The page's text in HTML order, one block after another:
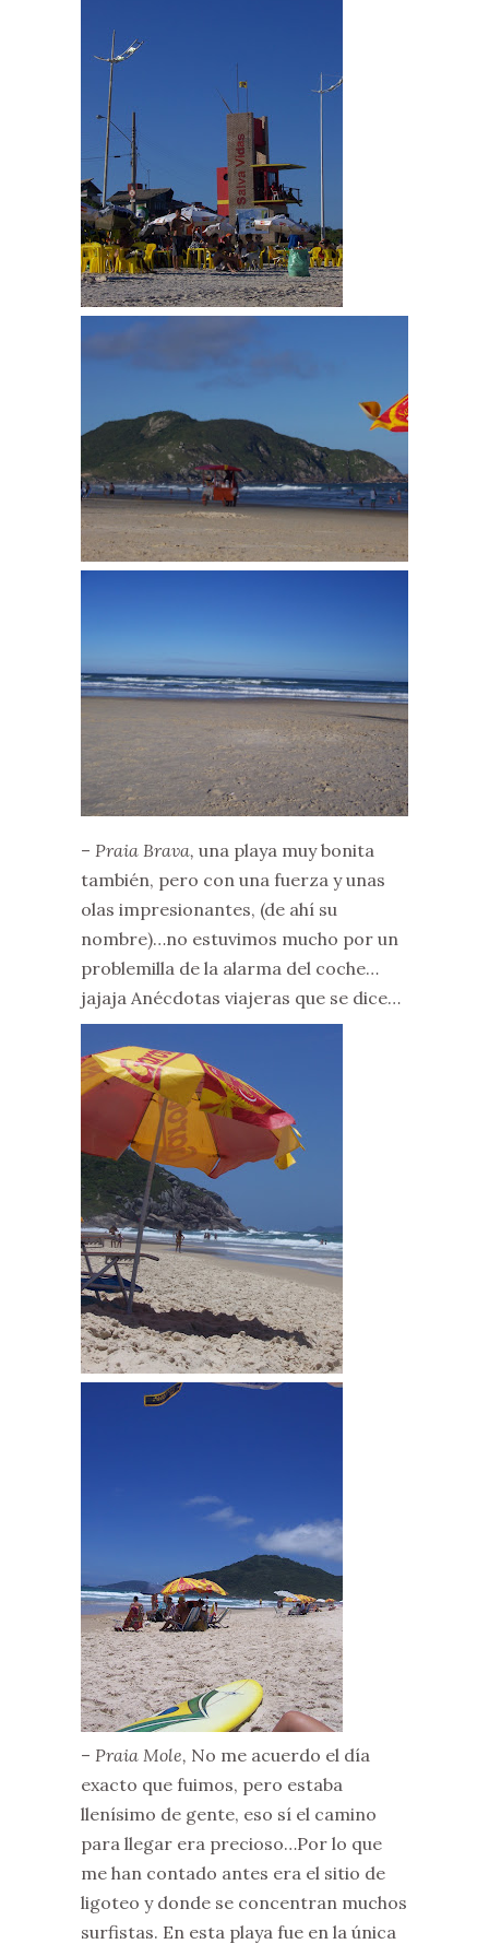
– Praia Brava, una playa muy bonita
también, pero con una fuerza y unas
olas impresionantes, (de ahí su
nombre)…no estuvimos mucho por un
problemilla de la alarma del coche…
jajaja Anécdotas viajeras que se dice…
– Praia Mole, No me acuerdo el día
exacto que fuimos, pero estaba
llenísimo de gente, eso sí el camino
para llegar era precioso…Por lo que
me han contado antes era el sitio de
ligoteo y donde se concentran muchos
surfistas. En esta playa fue en la única